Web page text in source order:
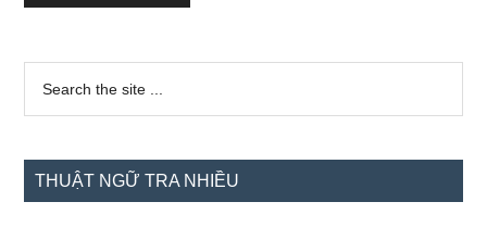
Sidebar
chính
...
THUẬT NGỮ TRA NHIỀU